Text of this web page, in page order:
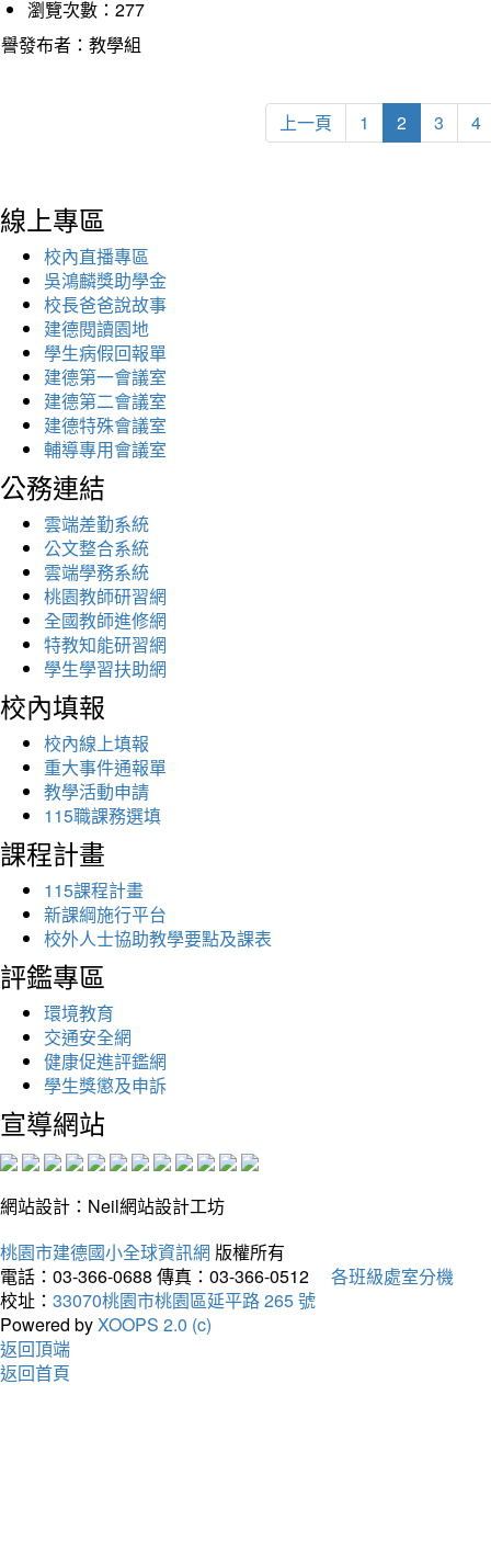
瀏覽次數：277
發布者：教學組
上一頁 1 2 3 4
線上專區
校內直播專區
吳鴻麟獎助學金
校長爸爸說故事
建德閱讀園地
學生病假回報單
建德第一會議室
建德第二會議室
建德特殊會議室
輔導專用會議室
公務連結
雲端差勤系統
公文整合系統
雲端學務系統
桃園教師研習網
全國教師進修網
特教知能研習網
學生學習扶助網
校內填報
校內線上填報
重大事件通報單
教學活動申請
115職課務選填
課程計畫
115課程計畫
新課綱施行平台
校外人士協助教學要點及課表
評鑑專區
環境教育
交通安全網
健康促進評鑑網
學生獎懲及申訴
宣導網站
網站設計：Neil網站設計工坊
桃園市建德國小全球資訊網 版權所有
電話：03-366-0688 傳真：03-366-0512
各班級處室分機
校址： 33070桃園市桃園區延平路 265 號
Powered byXOOPS 2.0 (c)
返回頂端
返回首頁